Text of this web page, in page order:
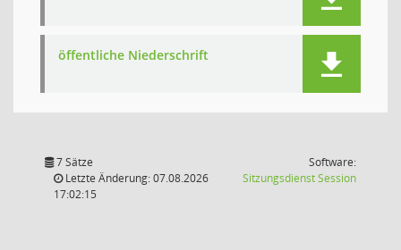
öffentliche Niederschrift
7 Sätze
Letzte Änderung: 07.08.2026
17:02:15
Software:
SitzungsdienstSession(Wird in